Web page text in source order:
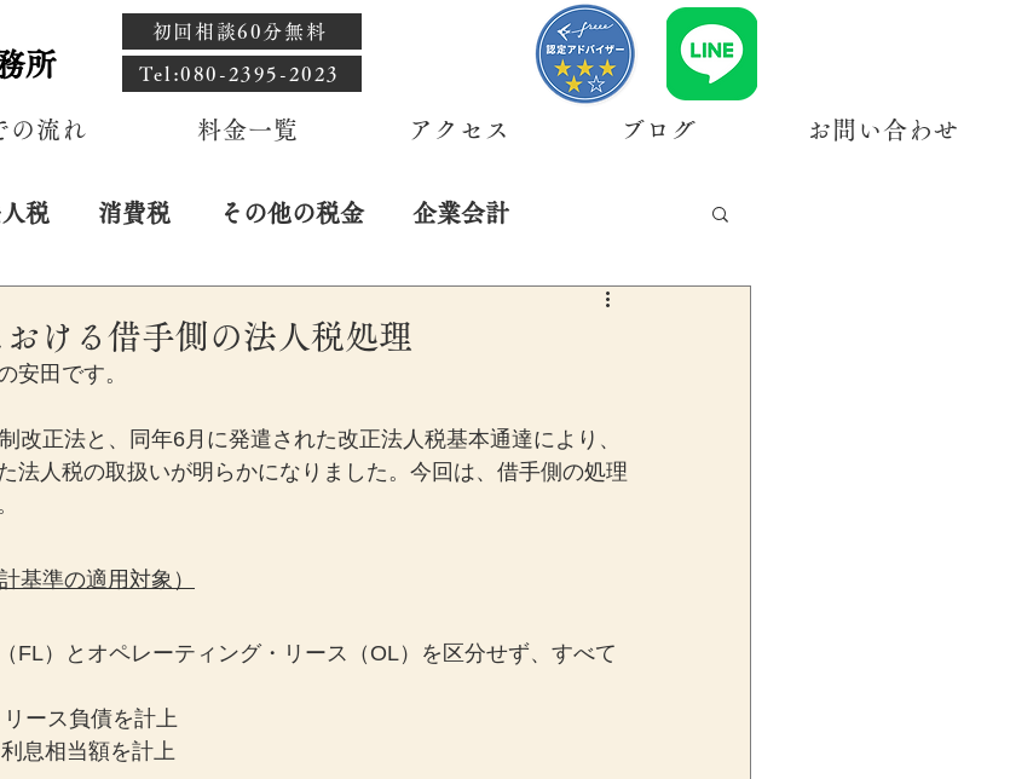
所
初回相談60分無料
​Tel:080-2395-2023
の流れ 料金一覧 アクセス ブログ お問い合わせ
税 消費税 その他の税金 企業会計
ける借手側の法人税処理
安田です。
改正法と、同年6月に発遣された改正法人税基本通達により、
法人税の取扱いが明らかになりました。今回は、借手側の処理
基準の適用対象）
FL）とオペレーティング・リース（OL）を区分せず、すべて
ース負債を計上
息相当額を計上